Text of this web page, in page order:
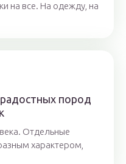
на все. На одежду, на
пород
Отдельные
характером,